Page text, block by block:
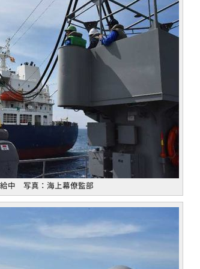
中 写真：海上幕僚監部